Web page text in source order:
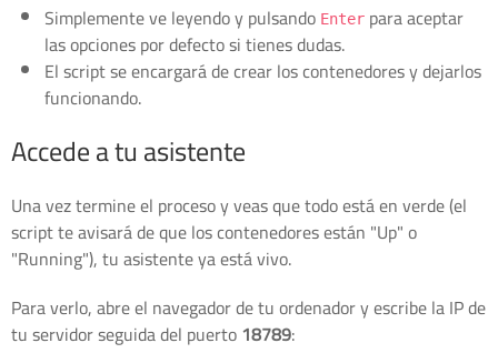
Simplemente ve leyendo y pulsando Enter para aceptar
las opciones por defecto si tienes dudas.
El script se encargará de crear los contenedores y dejarlos
funcionando.
Accede a tu asistente
Una vez termine el proceso y veas que todo está en verde (el
script te avisará de que los contenedores están "Up" o
"Running"), tu asistente ya está vivo.
Para verlo, abre el navegador de tu ordenador y escribe la IP de
tu servidor seguida del puerto18789: